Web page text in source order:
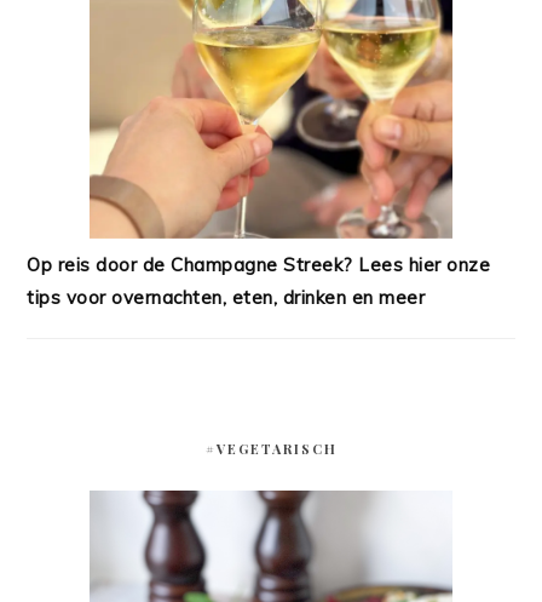
Op reis door de Champagne Streek? Lees hier onze
tips voor overnachten, eten, drinken en meer
#VEGETARISCH